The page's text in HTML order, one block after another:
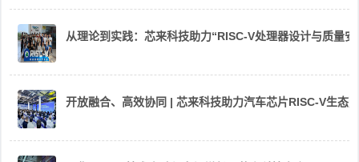
从理论到实践：芯来科技助力“RISC-V处理器设计与质量
开放融合、高效协同 | 芯来科技助力汽车芯片RISC-V生态